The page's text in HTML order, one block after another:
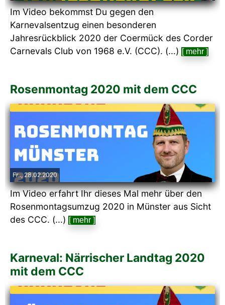
Im Video bekommst Du gegen den
Karnevalsentzug einen besonderen
Jahresrückblick 2020 der Coermück des Corder
Carnevals Club von 1968 e.V. (CCC). (...) [ mehr ]
Rosenmontag 2020 mit dem CCC
Fr.., 28.02.2020
Im Video erfahrt Ihr dieses Mal mehr über den
Rosenmontagsumzug 2020 in Münster aus Sicht
des CCC. (...)
[ mehr ]
Karneval: Närrischer Landtag 2020
mit dem CCC